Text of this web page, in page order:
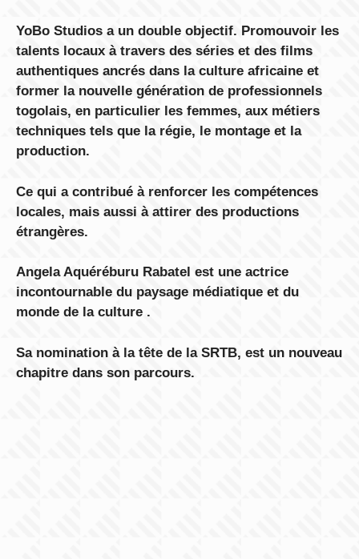
YoBo Studios a un double objectif. Promouvoir les
talents locaux à travers des séries et des films
authentiques ancrés dans la culture africaine et
former la nouvelle génération de professionnels
togolais, en particulier les femmes, aux métiers
techniques tels que la régie, le montage et la
production.
Ce qui a contribué à renforcer les compétences
locales, mais aussi à attirer des productions
étrangères.
Angela Aquéréburu Rabatel est une actrice
incontournable du paysage médiatique et du
monde de la culture .
Sa nomination à la tête de la SRTB, est un nouveau
chapitre dans son parcours.